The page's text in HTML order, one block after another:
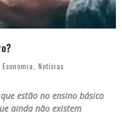
Economia, Notícias
estão no ensino básico
ainda não existem